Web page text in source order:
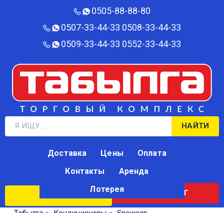
0505-88-88-80‬
0507-33-44-33 0508-33-44-33
0509-33-44-33 0552-33-44-33
НАЙТИ
КАТАЛОГ
Доставка Цены
Оплата
Контакты
Аренда
Лотерея